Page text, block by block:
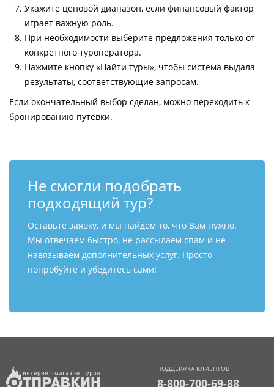
Укажите ценовой диапазон, если финансовый фактор
играет важную роль.
При необходимости выберите предложения только от
конкретного туроператора.
Нажмите кнопку «Найти туры», чтобы система выдала
результаты, соответствующие запросам.
Если окончательный выбор сделан, можно переходить к
бронированию путевки.
Не смогли подобрать
подходящий тур?
Оставьте заявку, и мы найдем то, что Вам нужно.
Мы отвечаем быстро, не рассылаем спам и не
навязываем дополнительных услуг. Просто
попробуйте и убедитесь сами!
ПОДДЕРЖКА КЛИЕНТОВ
8-800-700-69-88